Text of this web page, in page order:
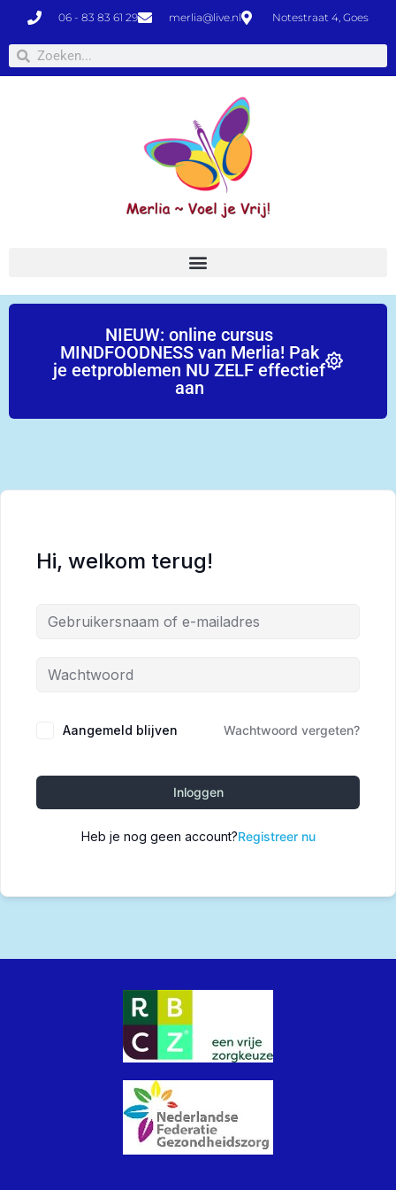
06 - 83 83 61 29 merlia@live.nl Notestraat 4, Goes
NIEUW: online cursus
MINDFOODNESS van Merlia! Pak
je eetproblemen NU ZELF effectief
aan
Hi, welkom terug!
Alternative:
Aangemeld blijven Wachtwoord vergeten?
Inloggen
Heb je nog geen account?Registreer nu